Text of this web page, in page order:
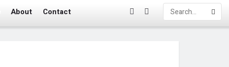
About Contact